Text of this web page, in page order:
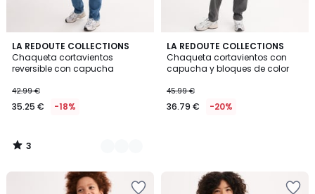
LA REDOUTE COLLECTIONS
Chaqueta cortavientos
reversible con capucha
42.99 €
35.25 € -18%
3
/
5
2
Colores
3
/
LA REDOUTE COLLECTIONS
Chaqueta cortavientos con
capucha y bloques de color
45.99 €
36.79 € -20%